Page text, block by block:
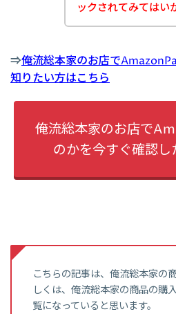
ックされてみてはい
⇒俺流総本家のお店で
知りたい方はこちら
俺流総本家のお店で
のかを今すぐ確認
こちらの記事は、俺流総本家の
しくは、俺流総本家の商品の購
覧になっていると思います。